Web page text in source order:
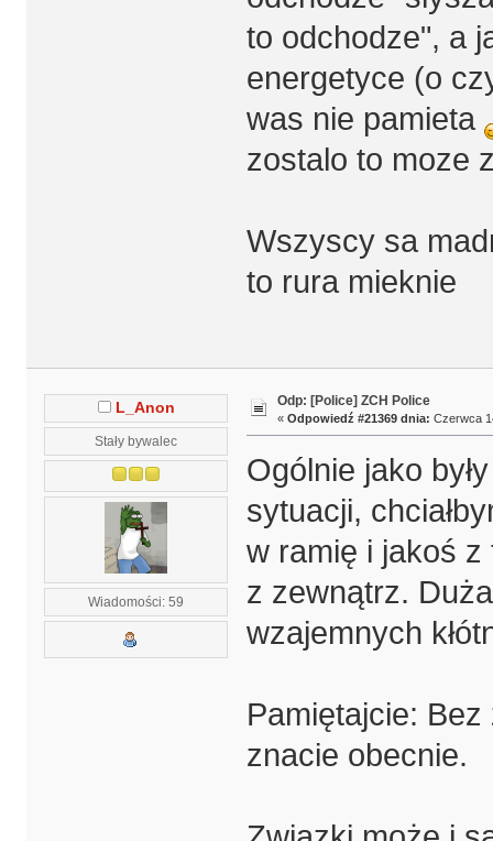
to odchodze", a
energetyce (o
was nie pamieta
zostalo to moze
Wszyscy sa
to rura mieknie
L_Anon
Stały bywalec
Wiadomości: 59
Odp: [Police] ZCH Police
« Odpowiedź #21369 dnia: Czerwca
Ogólnie jako
sytuacji,
w ramię i jakoś
z zewnątrz.
wzajemnych
Pamiętajcie: Bez
znacie obecnie.